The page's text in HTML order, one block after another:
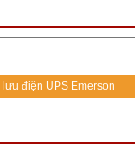
lưu điện UPS Emerson